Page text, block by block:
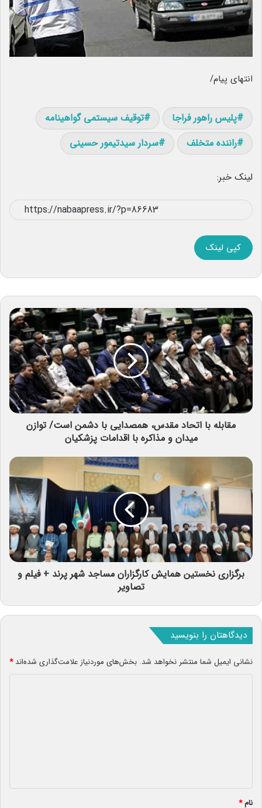
انتهای پیام/
پلیس راهور فراجا
توقیف سیستمی گواهینامه
راننده متخلف
سردار سیدتیمور حسینی
لینک خبر:
کپی لینک
مقابله با اتحاد مقدس، همصدایی با دشمن است/ توازن
میدان و مذاکره با اقدامات پزشکیان
برگزاری نخستین همایش کارگزاران مساجد شهر پرند + فیلم و
تصاویر
دیدگاهتان را بنویسید
نشانی ایمیل شما منتشر نخواهد شد. بخش‌های موردنیاز علامت‌گذاری شده‌اند*
*
نام*